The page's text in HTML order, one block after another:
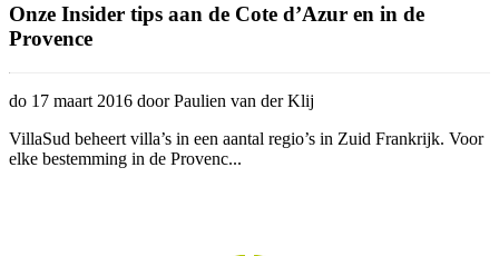
Onze Insider tips aan de Cote d’Azur en in de
Provence
do 17 maart 2016 door Paulien van der Klij
VillaSud beheert villa’s in een aantal regio’s in Zuid Frankrijk. Voor
elke bestemming in de Provenc...